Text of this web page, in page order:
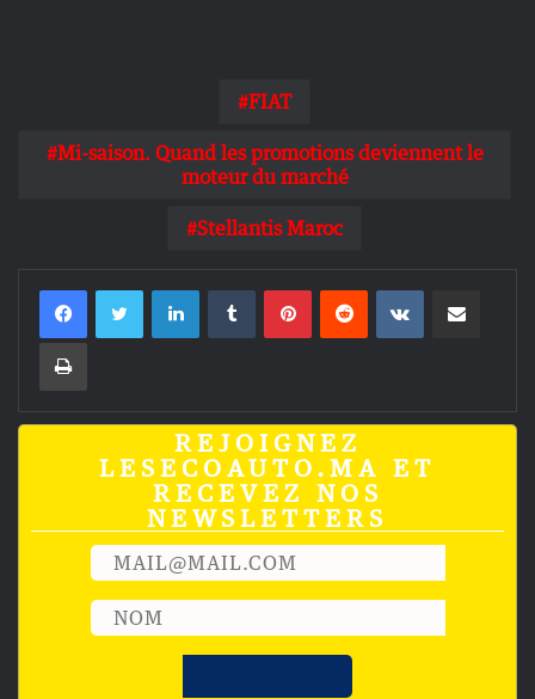
FIAT
Mi-saison. Quand les promotions deviennent le
moteur du marché
Stellantis Maroc
LinkedinTumblrPinterestReddit VKontakte
Imprimer
REJOIGNEZ
LESECOAUTO.MA ET
RECEVEZ NOS
NEWSLETTERS